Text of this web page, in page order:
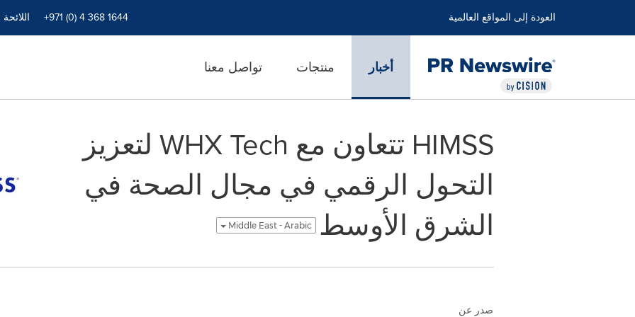
العودة إلى المواقع العالمية +971 (0) 4 368 1644
أخبار منتجات تواصل معنا
HIMSS تتعاون مع WHX Tech لتعزيز
التحول الرقمي في مجال الصحة في
الشرق الأوسط
Middle East - Arabic
صدر عن